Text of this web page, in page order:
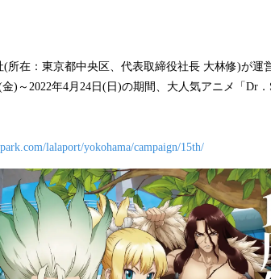
込
み
在：東京都中央区、代表取締役社長 大林修)が運
)～2022年4月24日(日)の期間、大人気アニメ「Dr
lalaport/yokohama/campaign/15th/